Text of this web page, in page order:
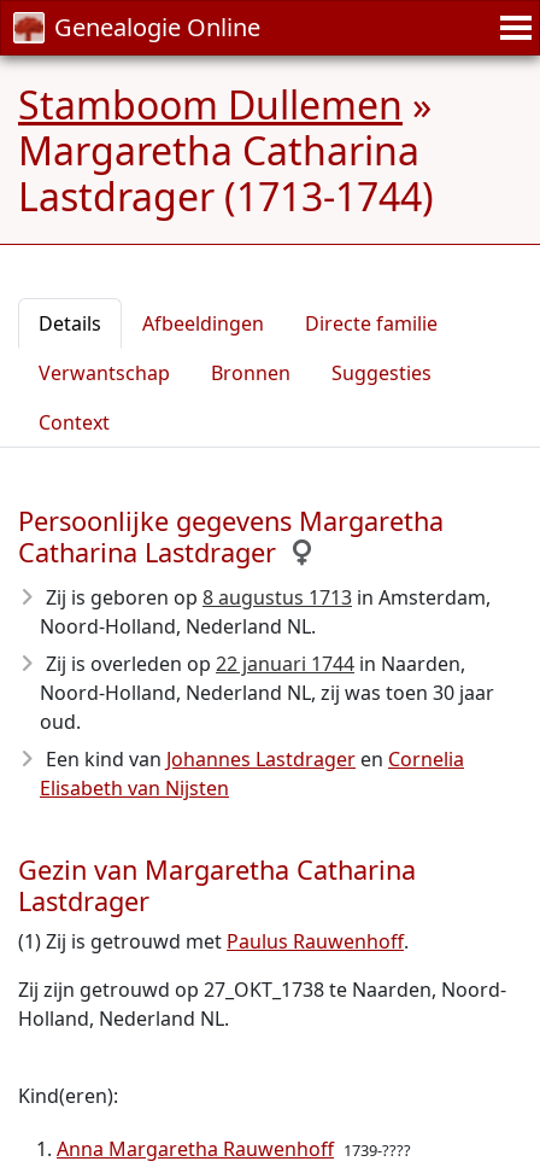
Genealogie Online
Stamboom Dullemen »
Margaretha Catharina
Lastdrager (1713-1744)
Details Afbeeldingen
Directe familie
Verwantschap
Bronnen
Suggesties
Context
Persoonlijke gegevens Margaretha
Catharina Lastdrager
Zij is geboren op 8 augustus 1713 in Amsterdam,
Noord-Holland, Nederland NL.
Zij is overleden op 22 januari 1744 in Naarden,
Noord-Holland, Nederland NL, zij was toen 30 jaar
oud.
Een kind van Johannes Lastdrager en Cornelia
Elisabeth van Nijsten
Gezin van Margaretha Catharina
Lastdrager
(1) Zij is getrouwd met Paulus Rauwenhoff.
Zij zijn getrouwd op 27_OKT_1738 te Naarden, Noord-
Holland, Nederland NL.
Kind(eren):
Anna Margaretha Rauwenhoff 1739-????